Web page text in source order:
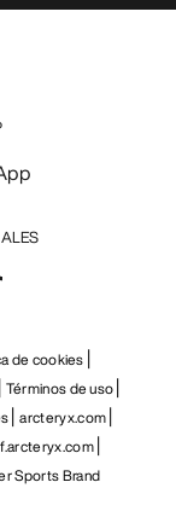
de cookies
Términos de uso
arcteryx.com
Sports Brand